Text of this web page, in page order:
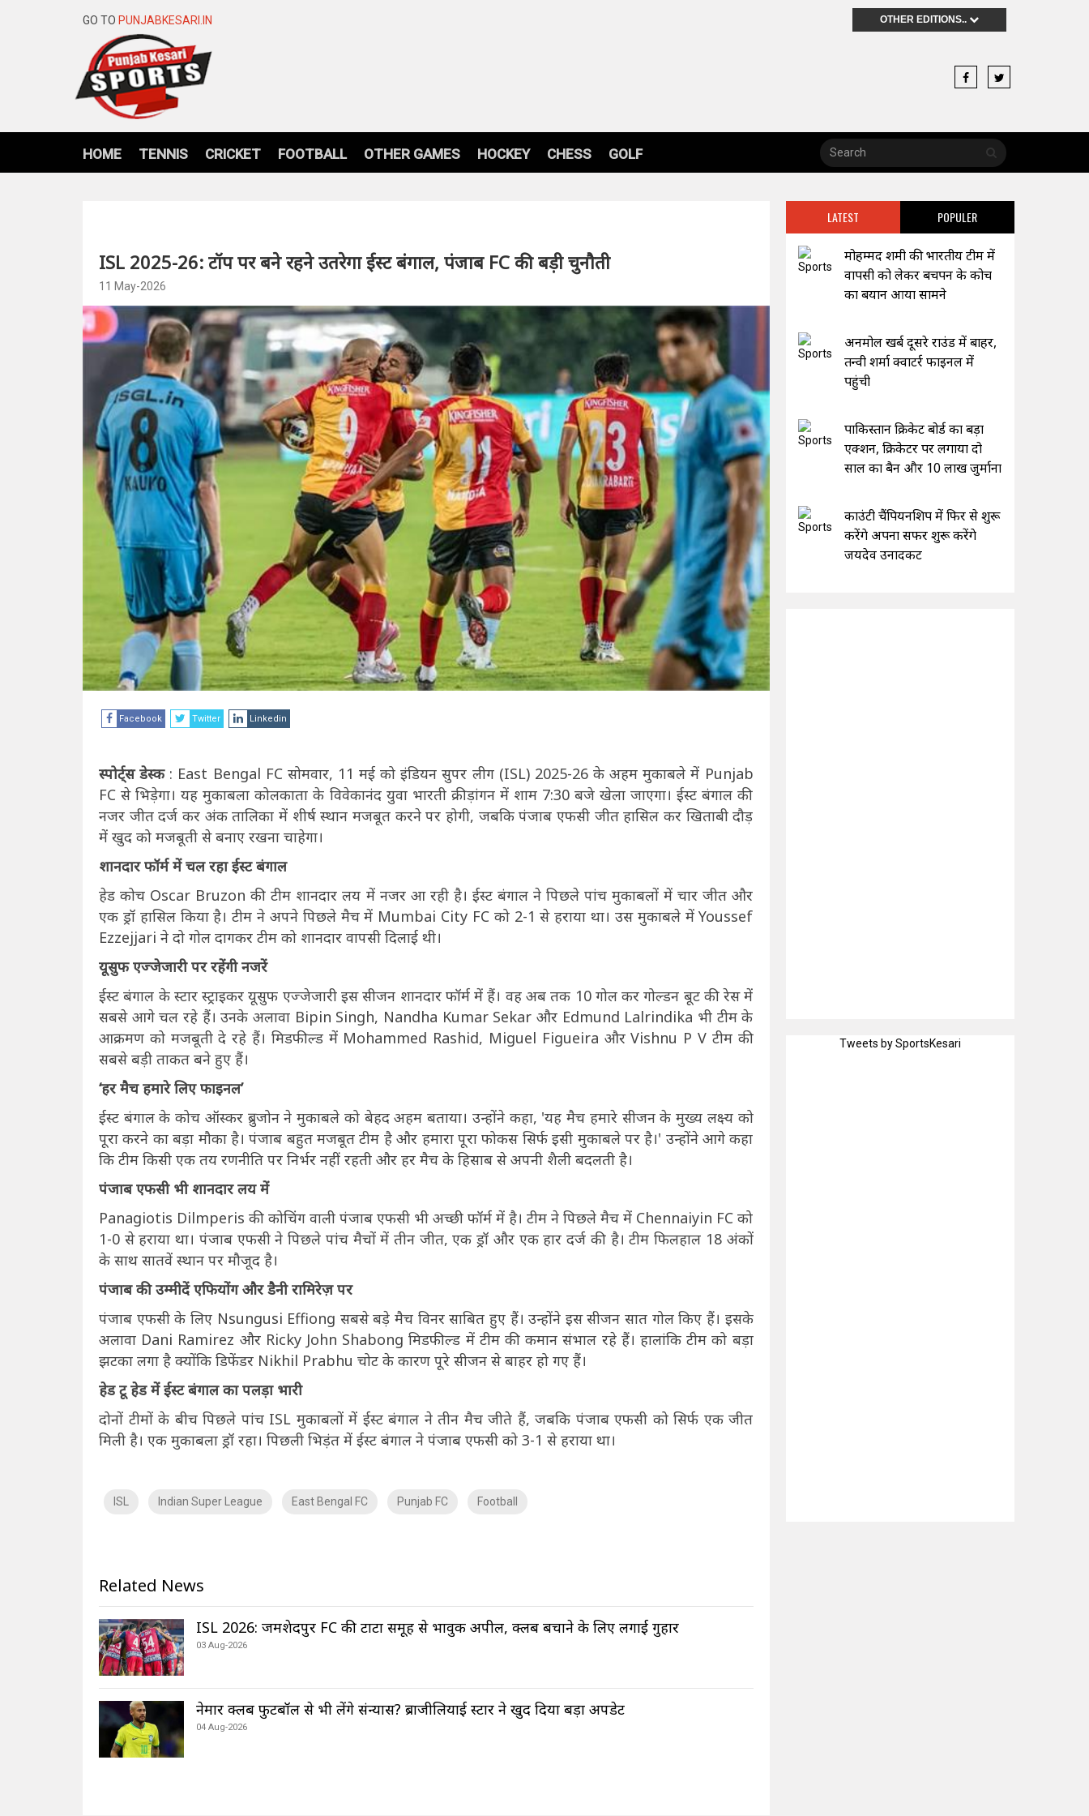
GO TO PUNJABKESARI.IN OTHER EDITIONS..
HOME TENNIS CRICKET FOOTBALL OTHER GAMES HOCKEY CHESS GOLF
ISL 2025-26: टॉप पर बने रहने उतरेगा ईस्ट बंगाल, पंजाब FC की बड़ी चुनौती
11 May-2026
Facebook Twitter Linkedin
स्पोर्ट्स डेस्क : East Bengal FC सोमवार, 11 मई को इंडियन सुपर लीग (ISL) 2025-26 के अहम मुकाबले में Punjab
FC से भिड़ेगा। यह मुकाबला कोलकाता के विवेकानंद युवा भारती क्रीड़ांगन में शाम 7:30 बजे खेला जाएगा। ईस्ट बंगाल की
नजर जीत दर्ज कर अंक तालिका में शीर्ष स्थान मजबूत करने पर होगी, जबकि पंजाब एफसी जीत हासिल कर खिताबी दौड़
में खुद को मजबूती से बनाए रखना चाहेगा।
शानदार फॉर्म में चल रहा ईस्ट बंगाल
हेड कोच Oscar Bruzon की टीम शानदार लय में नजर आ रही है। ईस्ट बंगाल ने पिछले पांच मुकाबलों में चार जीत और
एक ड्रॉ हासिल किया है। टीम ने अपने पिछले मैच में Mumbai City FC को 2-1 से हराया था। उस मुकाबले में Youssef
Ezzejjari ने दो गोल दागकर टीम को शानदार वापसी दिलाई थी।
यूसुफ एज्जेजारी पर रहेंगी नजरें
ईस्ट बंगाल के स्टार स्ट्राइकर यूसुफ एज्जेजारी इस सीजन शानदार फॉर्म में हैं। वह अब तक 10 गोल कर गोल्डन बूट की रेस में
सबसे आगे चल रहे हैं। उनके अलावा Bipin Singh, Nandha Kumar Sekar और Edmund Lalrindika भी टीम के
आक्रमण को मजबूती दे रहे हैं। मिडफील्ड में Mohammed Rashid, Miguel Figueira और Vishnu P V टीम की
सबसे बड़ी ताकत बने हुए हैं।
‘हर मैच हमारे लिए फाइनल’
ईस्ट बंगाल के कोच ऑस्कर ब्रुजोन ने मुकाबले को बेहद अहम बताया। उन्होंने कहा, 'यह मैच हमारे सीजन के मुख्य लक्ष्य को
पूरा करने का बड़ा मौका है। पंजाब बहुत मजबूत टीम है और हमारा पूरा फोकस सिर्फ इसी मुकाबले पर है।' उन्होंने आगे कहा
कि टीम किसी एक तय रणनीति पर निर्भर नहीं रहती और हर मैच के हिसाब से अपनी शैली बदलती है।
पंजाब एफसी भी शानदार लय में
Panagiotis Dilmperis की कोचिंग वाली पंजाब एफसी भी अच्छी फॉर्म में है। टीम ने पिछले मैच में Chennaiyin FC को
1-0 से हराया था। पंजाब एफसी ने पिछले पांच मैचों में तीन जीत, एक ड्रॉ और एक हार दर्ज की है। टीम फिलहाल 18 अंकों
के साथ सातवें स्थान पर मौजूद है।
पंजाब की उम्मीदें एफियोंग और डैनी रामिरेज़ पर
पंजाब एफसी के लिए Nsungusi Effiong सबसे बड़े मैच विनर साबित हुए हैं। उन्होंने इस सीजन सात गोल किए हैं। इसके
अलावा Dani Ramirez और Ricky John Shabong मिडफील्ड में टीम की कमान संभाल रहे हैं। हालांकि टीम को बड़ा
झटका लगा है क्योंकि डिफेंडर Nikhil Prabhu चोट के कारण पूरे सीजन से बाहर हो गए हैं।
हेड टू हेड में ईस्ट बंगाल का पलड़ा भारी
दोनों टीमों के बीच पिछले पांच ISL मुकाबलों में ईस्ट बंगाल ने तीन मैच जीते हैं, जबकि पंजाब एफसी को सिर्फ एक जीत
मिली है। एक मुकाबला ड्रॉ रहा। पिछली भिड़ंत में ईस्ट बंगाल ने पंजाब एफसी को 3-1 से हराया था।
ISL Indian Super League East Bengal FC Punjab FC Football
Related News
ISL 2026: जमशेदपुर FC की टाटा समूह से भावुक अपील, क्लब बचाने के लिए लगाई गुहार
03 Aug-2026
नेमार क्लब फुटबॉल से भी लेंगे संन्यास? ब्राजीलियाई स्टार ने खुद दिया बड़ा अपडेट
04 Aug-2026
LATEST POPULER
मोहम्मद शमी की भारतीय टीम में
वापसी को लेकर बचपन के कोच
का बयान आया सामने
अनमोल खर्ब दूसरे राउंड में बाहर,
तन्वी शर्मा क्वाटर्र फाइनल में
पहुंची
पाकिस्तान क्रिकेट बोर्ड का बड़ा
एक्शन, क्रिकेटर पर लगाया दो
साल का बैन और 10 लाख जुर्माना
काउंटी चैंपियनशिप में फिर से शुरू
करेंगे अपना सफर शुरू करेंगे
जयदेव उनादकट
Tweets by SportsKesari